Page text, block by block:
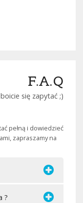
F.A.Q
się zapytać ;)
pełną i dowiedzieć
zapraszamy na
?